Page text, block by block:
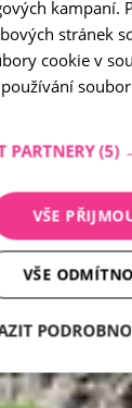
kampaní.
stránek
cookie v
PARTNERY (5)
VŠE
VŠE
Analytika